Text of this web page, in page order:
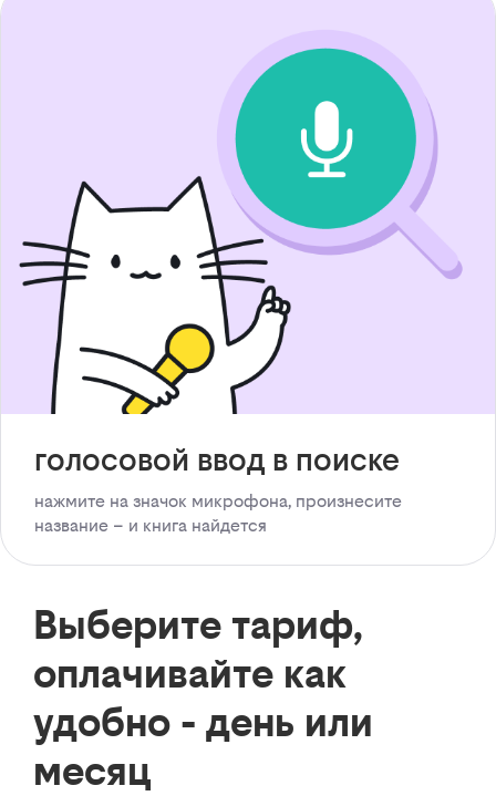
голосовой ввод в поиске
нажмите на значок микрофона, произнесите
название – и книга найдется
Выберите тариф,
оплачивайте как
удобно - день или
месяц